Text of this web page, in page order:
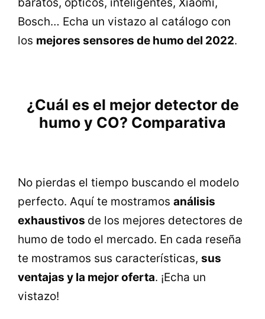
baratos, ópticos, inteligentes, Xiaomi,
Bosch… Echa un vistazo al catálogo con
los mejores sensores de humo del 2022.
¿Cuál es el mejor detector de
humo y CO? Comparativa
No pierdas el tiempo buscando el modelo
perfecto. Aquí te mostramos análisis
exhaustivos de los mejores detectores de
humo de todo el mercado. En cada reseña
te mostramos sus características, sus
ventajas y la mejor oferta. ¡Echa un
vistazo!